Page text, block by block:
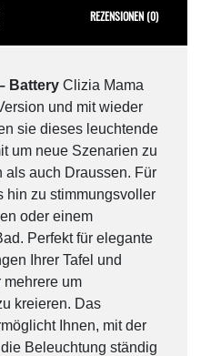
REZENSIONEN (0)
Battery Clizia Mama
und mit wieder
sie dieses leuchtende
um neue Szenarien zu
als auch Draussen. Für
hin zu stimmungsvoller
oder einem
Perfekt für elegante
Ihrer Tafel und
um
kreieren. Das
Ihnen, mit der
Beleuchtung ständig